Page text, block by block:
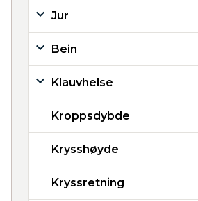
Jur
Bein
Klauvhelse
Kroppsdybde
Krysshøyde
Kryssretning